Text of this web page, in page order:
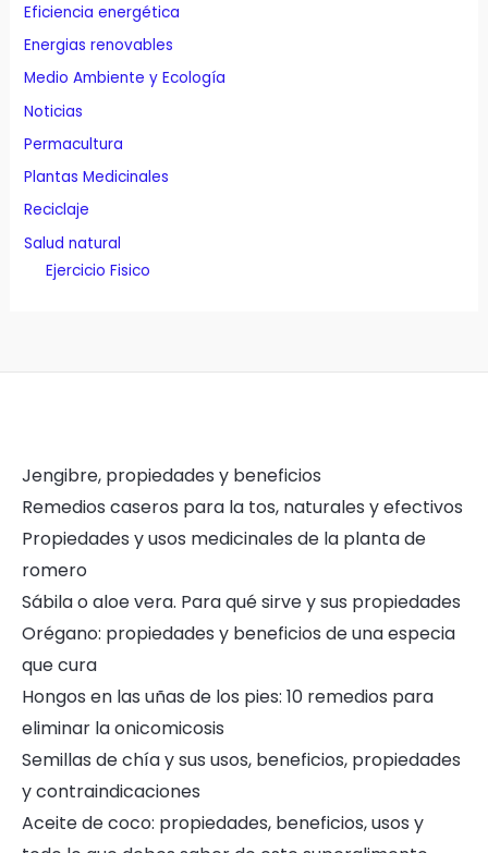
Eficiencia energética
Energias renovables
Medio Ambiente y Ecología
Noticias
Permacultura
Plantas Medicinales
Reciclaje
Salud natural
Ejercicio Fisico
Jengibre, propiedades y beneficios
Remedios caseros para la tos, naturales y efectivos
Propiedades y usos medicinales de la planta de
romero
Sábila o aloe vera. Para qué sirve y sus propiedades
Orégano: propiedades y beneficios de una especia
que cura
Hongos en las uñas de los pies: 10 remedios para
eliminar la onicomicosis
Semillas de chía y sus usos, beneficios, propiedades
y contraindicaciones
Aceite de coco: propiedades, beneficios, usos y